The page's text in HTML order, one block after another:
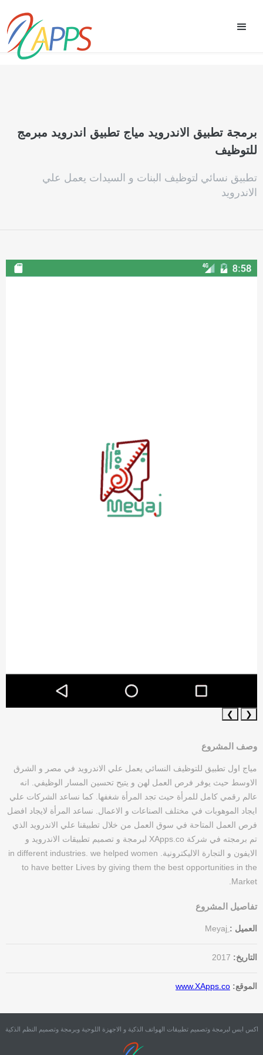
برمجة تطبيق الاندرويد مياج تطبيق اندرويد مبرمج
للتوظيف
تطبيق نسائي لتوظيف البنات و السيدات يعمل علي
الاندرويد
❮
❯
وصف المشروع
مياج اول تطبيق للتوظيف النسائي يعمل علي الاندرويد في مصر و الشرق
الاوسط حيث يوفر فرص العمل لهن و يتيح تحسين المسار الوظيفي. انه
عالم رقمي كامل للمرأة حيث تجد المرأة شغفها. كما نساعد الشركات علي
ايجاد الموهوبات في مختلف الصناعات و الاعمال. نساعد المرأة لايجاد افضل
فرص العمل المتاحة في سوق العمل من خلال تطبيقنا علي الاندرويد الذي
تم برمجته في شركة XApps.co لبرمجة و تصميم تطبيقات الاندرويد و
الايفون و التجارة الاليكترونية. in different industries. we helped women
to have better Lives by giving them the best opportunities in the
Market.
تفاصيل المشروع
العميل :
التاريخ:
الموقع: www.XApps.co
اكس ابس لبرمجة وتصميم تطبيقات الهواتف الذكية و الاجهزة اللوحية وبرمجة وتصميم النظم الذكية